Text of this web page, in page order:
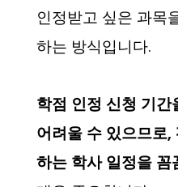
인정받고 싶은 과목
하는 방식입니다.
학점 인정 신청 기
어려울 수 있으므로
하는 학사 일정을 꼼